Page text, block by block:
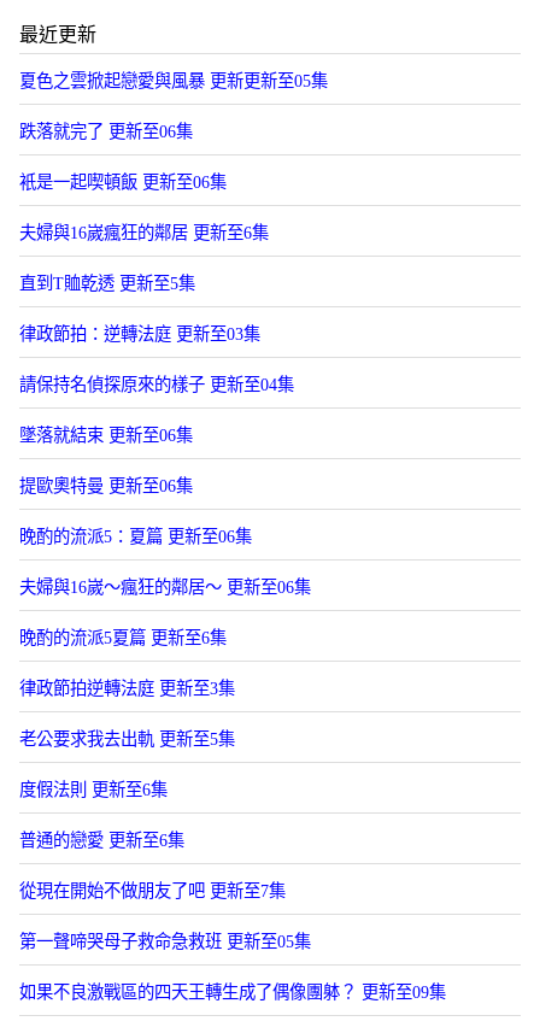
最近更新
夏色之雲掀起戀愛與風暴 更新更新至05集
跌落就完了 更新至06集
衹是一起喫頓飯 更新至06集
夫婦與16嵗瘋狂的鄰居 更新至6集
直到T賉乾透 更新至5集
律政節拍：逆轉法庭 更新至03集
請保持名偵探原來的樣子 更新至04集
墜落就結束 更新至06集
提歐奧特曼 更新至06集
晚酌的流派5：夏篇 更新至06集
夫婦與16嵗～瘋狂的鄰居～ 更新至06集
晚酌的流派5夏篇 更新至6集
律政節拍逆轉法庭 更新至3集
老公要求我去出軌 更新至5集
度假法則 更新至6集
普通的戀愛 更新至6集
從現在開始不做朋友了吧 更新至7集
第一聲啼哭母子救命急救班 更新至05集
如果不良激戰區的四天王轉生成了偶像團躰？ 更新至09集